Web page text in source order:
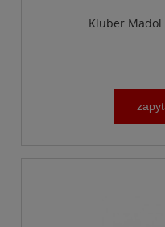
Kluber Madol